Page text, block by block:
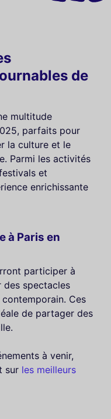
de
multitude
parfaits pour
la culture et le
Parmi les activités
et
enrichissante
à Paris en
participer à
des spectacles
Ces
de partager des
à venir,
sur les meilleurs